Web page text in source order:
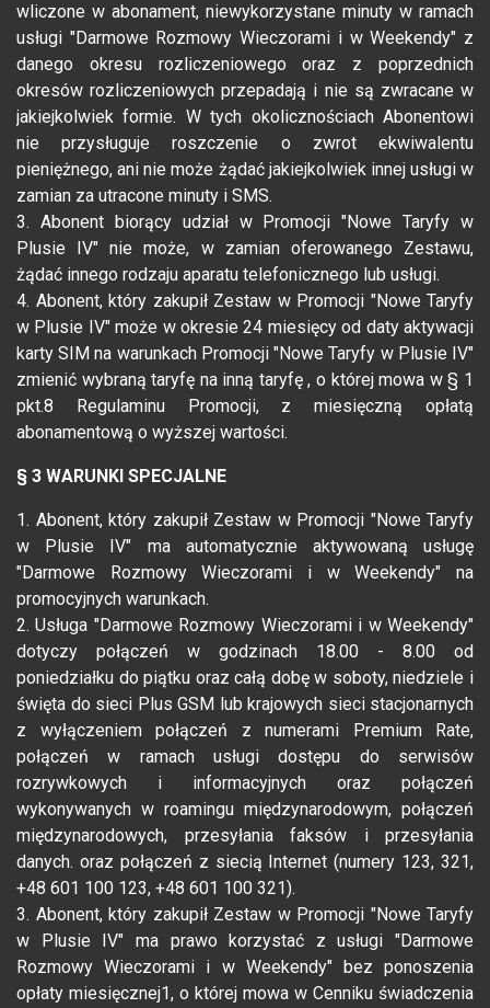
wliczone w abonament, niewykorzystane minuty w ramach
usługi "Darmowe Rozmowy Wieczorami i w Weekendy" z
danego okresu rozliczeniowego oraz z poprzednich
okresów rozliczeniowych przepadają i nie są zwracane w
jakiejkolwiek formie. W tych okolicznościach Abonentowi
nie przysługuje roszczenie o zwrot ekwiwalentu
pieniężnego, ani nie może żądać jakiejkolwiek innej usługi w
zamian za utracone minuty i SMS.
3. Abonent biorący udział w Promocji "Nowe Taryfy w
Plusie IV" nie może, w zamian oferowanego Zestawu,
żądać innego rodzaju aparatu telefonicznego lub usługi.
4. Abonent, który zakupił Zestaw w Promocji "Nowe Taryfy
w Plusie IV" może w okresie 24 miesięcy od daty aktywacji
karty SIM na warunkach Promocji "Nowe Taryfy w Plusie IV"
zmienić wybraną taryfę na inną taryfę , o której mowa w § 1
pkt.8 Regulaminu Promocji, z miesięczną opłatą
abonamentową o wyższej wartości.
§ 3 WARUNKI SPECJALNE
1. Abonent, który zakupił Zestaw w Promocji "Nowe Taryfy
w Plusie IV" ma automatycznie aktywowaną usługę
"Darmowe Rozmowy Wieczorami i w Weekendy" na
promocyjnych warunkach.
2. Usługa "Darmowe Rozmowy Wieczorami i w Weekendy"
dotyczy połączeń w godzinach 18.00 - 8.00 od
poniedziałku do piątku oraz całą dobę w soboty, niedziele i
święta do sieci Plus GSM lub krajowych sieci stacjonarnych
z wyłączeniem połączeń z numerami Premium Rate,
połączeń w ramach usługi dostępu do serwisów
rozrywkowych i informacyjnych oraz połączeń
wykonywanych w roamingu międzynarodowym, połączeń
międzynarodowych, przesyłania faksów i przesyłania
danych. oraz połączeń z siecią Internet (numery 123, 321,
+48 601 100 123, +48 601 100 321).
3. Abonent, który zakupił Zestaw w Promocji "Nowe Taryfy
w Plusie IV" ma prawo korzystać z usługi "Darmowe
Rozmowy Wieczorami i w Weekendy" bez ponoszenia
opłaty miesięcznej1, o której mowa w Cenniku świadczenia